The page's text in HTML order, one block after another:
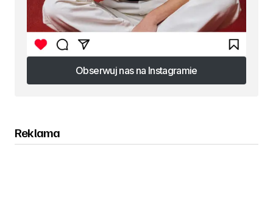
Obserwuj nas na Instagramie
Obserwuj nas na Instagramie
Reklama